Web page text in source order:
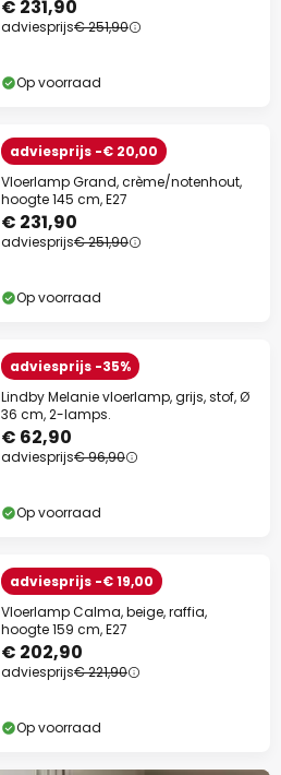
€ 231,90
adviesprijs€ 251,90
Op voorraad
adviesprijs -€ 20,00
Vloerlamp Grand, crème/notenhout,
hoogte 145 cm, E27
€ 231,90
adviesprijs€ 251,90
Op voorraad
adviesprijs -35%
Lindby Melanie vloerlamp, grijs, stof, Ø
36 cm, 2-lamps.
€ 62,90
adviesprijs€ 96,90
Op voorraad
adviesprijs -€ 19,00
Vloerlamp Calma, beige, raffia,
hoogte 159 cm, E27
€ 202,90
adviesprijs€ 221,90
Op voorraad